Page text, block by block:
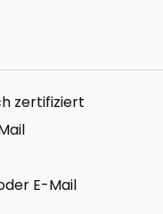
zertifiziert
E-Mail